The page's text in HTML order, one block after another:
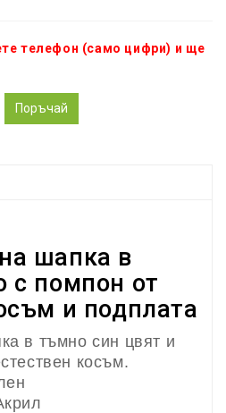
телефон (само цифри) и ще
Поръчай
шапка в
с помпон от
и подплата
в тъмно син цвят и
косъм.